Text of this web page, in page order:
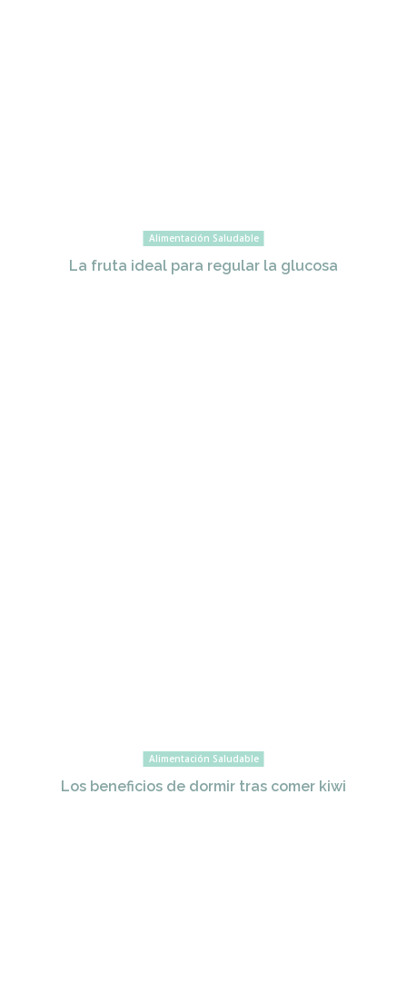
Alimentación Saludable
La fruta ideal para regular la glucosa
Alimentación Saludable
Los beneficios de dormir tras comer kiwi